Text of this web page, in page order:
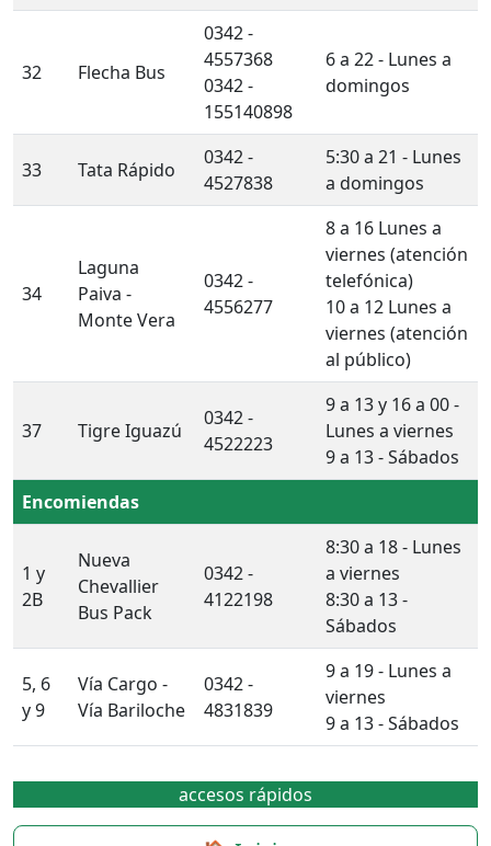
32 Flecha Bus
0342 -
4557368
0342 -
155140898
6 a 22 - Lunes a
domingos
33 Tata Rápido
0342 -
4527838
5:30 a 21 - Lunes
a domingos
34
Laguna
Paiva -
Monte Vera
0342 -
4556277
8 a 16 Lunes a
viernes (atención
telefónica)
10 a 12 Lunes a
viernes (atención
al público)
37 Tigre Iguazú
0342 -
4522223
9 a 13 y 16 a 00 -
Lunes a viernes
9 a 13 - Sábados
Encomiendas
1 y
2B
Nueva
Chevallier
Bus Pack
0342 -
4122198
8:30 a 18 - Lunes
a viernes
8:30 a 13 -
Sábados
5, 6
y 9
Vía Cargo -
Vía Bariloche
0342 -
4831839
9 a 19 - Lunes a
viernes
9 a 13 - Sábados
accesos rápidos